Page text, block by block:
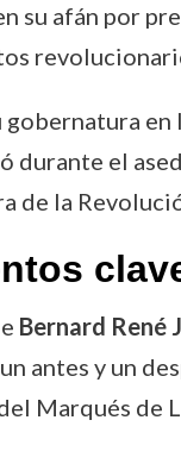
su afán por
gobernatura
durante el
de la
Bernard René
antes y un
Marqués de